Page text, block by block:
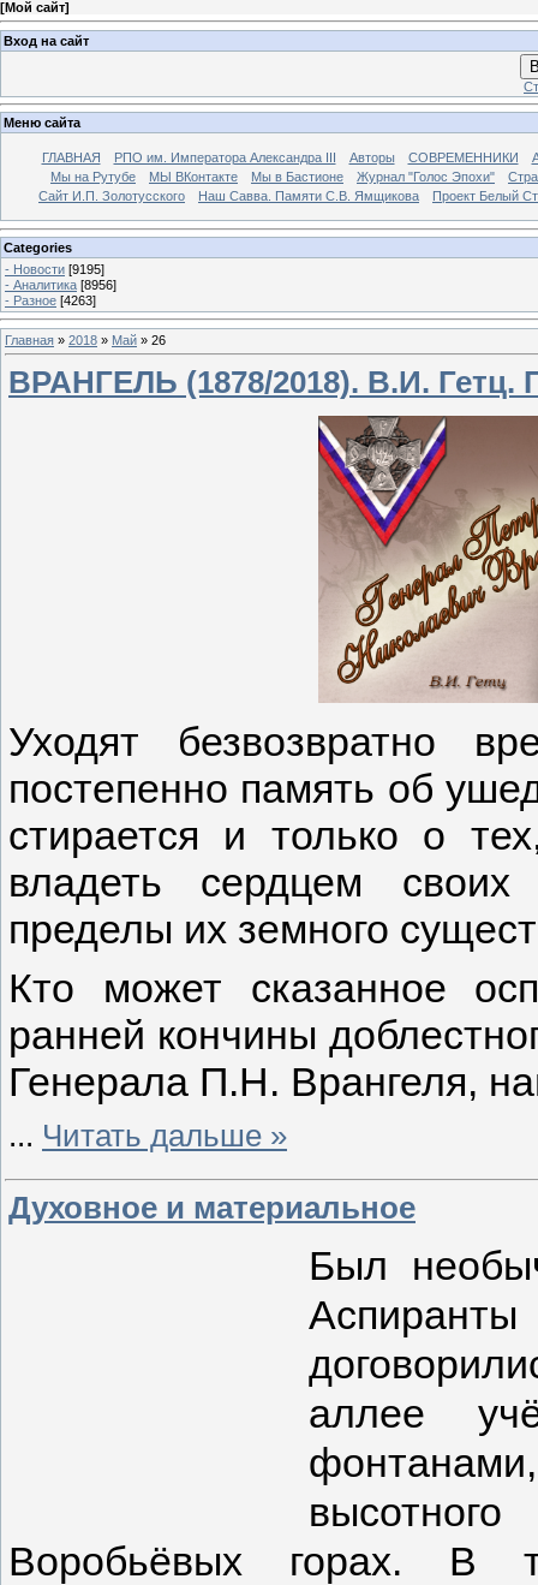
[Мой сайт]
Вход на сайт
Меню сайта
ГЛАВНАЯ РПО им. Императора Александра III Авторы СОВРЕМЕННИКИ
Мы на Рутубе
МЫ ВКонтакте Мы в Бастионе Журнал "Голос Эпохи"
Сайт И.П. Золотусского
Наш Савва. Памяти С.В. Ямщикова Проект Белый
Categories
- Новости [9195]
- Аналитика [8956]
- Разное [4263]
Главная » 2018 » Май » 26
ВРАНГЕЛЬ (1878/2018). В.И. Гетц.
Уходят безвозвратно
постепенно память об
стирается и только о
владеть сердцем своих
пределы их земного
Кто может сказанное
ранней кончины
Генерала П.Н. Врангеля,
... Читать дальше »
Духовное и материальное
Был
аллее
Воробьёвых горах. В